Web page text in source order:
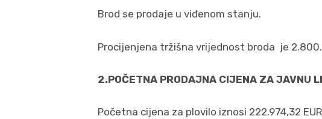
Brod se prodaje u viđenom stanju.
Procijenjena tržišna vrijednost broda je
2.POČETNA PRODAJNA CIJENA ZA JAVNU
Početna cijena za plovilo iznosi 222.974,32